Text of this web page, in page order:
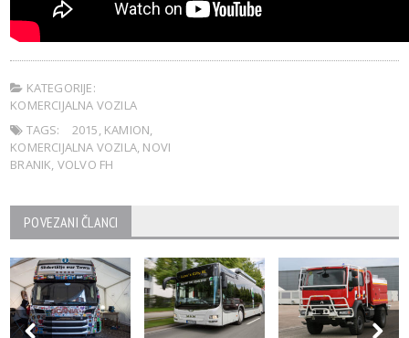
KATEGORIJE:
KOMERCIJALNA VOZILA
TAGS:
2015, KAMION,
KOMERCIJALNA VOZILA, NOVI
BRANIK, VOLVO FH
POVEZANI ČLANCI